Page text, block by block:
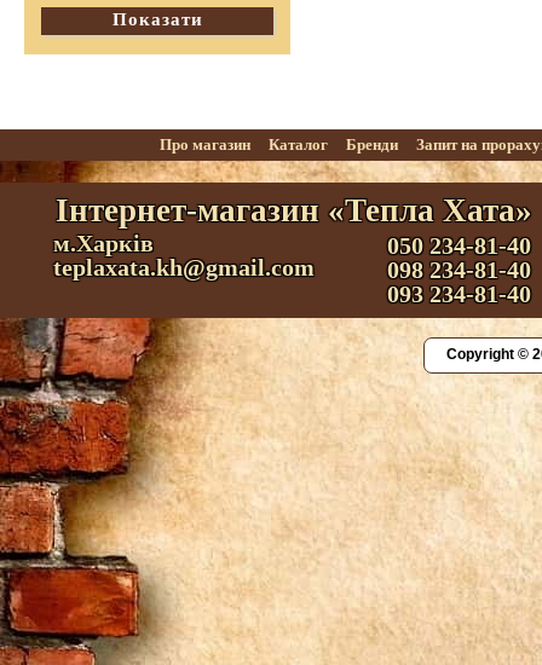
Показати
Про магазин Каталог Бренди Запит на
Інтернет-магазин «Тепла Хата»
м.Харків
teplaxata.kh@gmail.com
050 234-81-40
098 234-81-40
093 234-81-40
Copyright ©